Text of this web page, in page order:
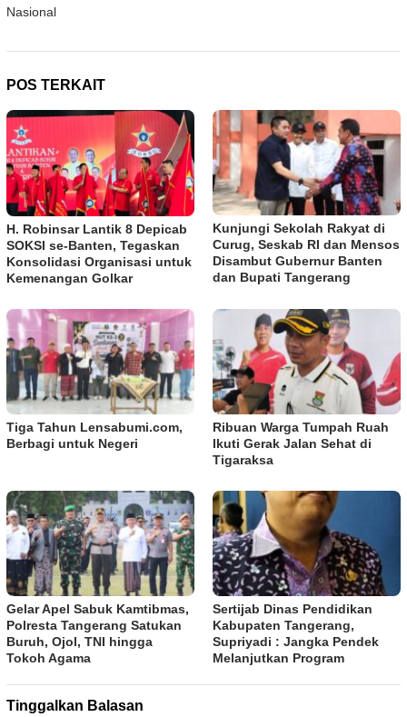
Nasional
POS TERKAIT
H. Robinsar Lantik 8 Depicab
SOKSI se-Banten, Tegaskan
Konsolidasi Organisasi untuk
Kemenangan Golkar
Kunjungi Sekolah Rakyat di
Curug, Seskab RI dan Mensos
Disambut Gubernur Banten
dan Bupati Tangerang
Tiga Tahun Lensabumi.com,
Berbagi untuk Negeri
Ribuan Warga Tumpah Ruah
Ikuti Gerak Jalan Sehat di
Tigaraksa
Gelar Apel Sabuk Kamtibmas,
Polresta Tangerang Satukan
Buruh, Ojol, TNI hingga
Tokoh Agama
Sertijab Dinas Pendidikan
Kabupaten Tangerang,
Supriyadi : Jangka Pendek
Melanjutkan Program
Tinggalkan Balasan